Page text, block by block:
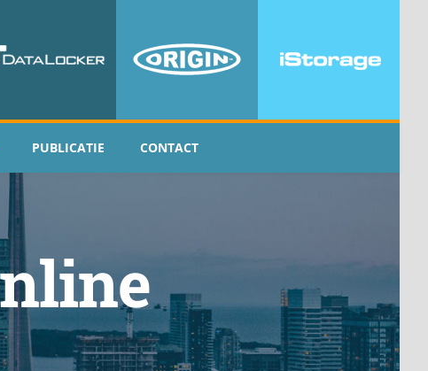
PUBLICATIE CONTACT